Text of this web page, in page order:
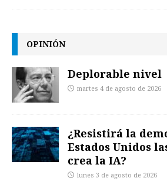
OPINIÓN
Deplorable nivel
martes 4 de agosto de 2026
¿Resistirá la
Estados Unidos
crea la IA?
lunes 3 de agosto de 2026